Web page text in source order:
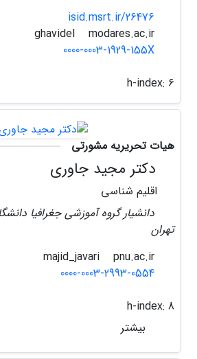
isid.msrt.ir/26476
modares.ac.ir
0000-0003-1929-155X
h-index: 6
هیات تحریریه مشورتی
دکتر مجید جاوری
اقلیم شناسی
دانشیار گروه آموزشی جغرافیا
تهران
pnu.ac.ir
0000-0003-2993-0554
h-index: 8
بیشتر